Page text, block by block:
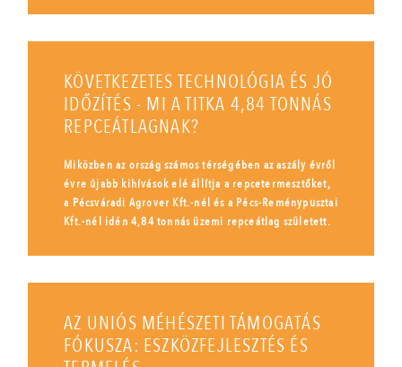
KÖVETKEZETES TECHNOLÓGIA ÉS JÓ
IDŐZÍTÉS - MI A TITKA 4,84 TONNÁS
REPCEÁTLAGNAK?
Miközben az ország számos térségében az aszály évről
évre újabb kihívások elé állítja a repcetermesztőket,
a Pécsváradi Agrover Kft.-nél és a Pécs-Reménypusztai
Kft.-nél idén 4,84 tonnás üzemi repceátlag született.
AZ UNIÓS MÉHÉSZETI TÁMOGATÁS
FÓKUSZA: ESZKÖZFEJLESZTÉS ÉS